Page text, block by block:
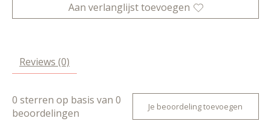
Aan verlanglijst toevoegen
Reviews (0)
0 sterren op basis van 0
beoordelingen
Je beoordeling toevoegen